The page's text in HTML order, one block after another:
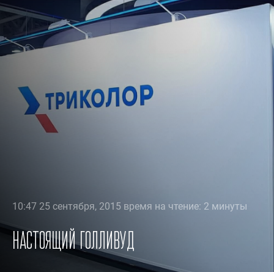
10:47 25 сентября, 2015 время на чтение: 2 минуты
Настоящий Голливуд